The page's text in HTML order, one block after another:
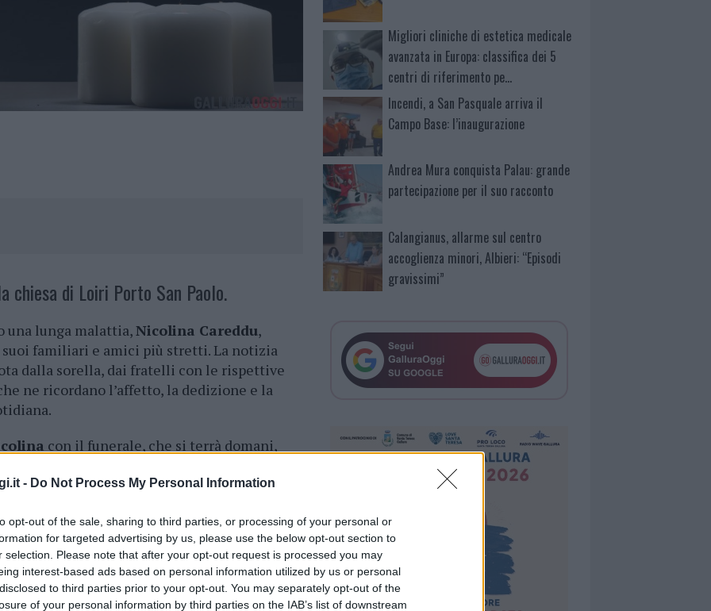
- Do Not Process My Personal Information
opt-out of the sale, sharing to third parties, or processing of your personal or
for targeted advertising by us, please use the below opt-out section to
selection. Please note that after your opt-out request is processed you may
interest-based ads based on personal information utilized by us or personal
to third parties prior to your opt-out. You may separately opt-out of the
of your personal information by third parties on the IAB’s list of downstream
chiesa di Loiri Porto San Paolo.
una lunga malattia,Nicolina Careddu,
familiari e amici più stretti. La notizia
dalla sorella, dai fratelli con le rispettive
ne ricordano l’affetto, la dedizione e la
con il funerale, che si terrà domani,
sarà preceduta dalla partenza del corteo
II
ilcimitero di Santa Giusta, a Loiri Porto
Migliori cliniche di estetica medicale
avanzata in Europa: classifica dei 5
centri di riferimento pe…
Incendi, a San Pasquale arriva il
Campo Base: l’inaugurazione
Andrea Mura conquista Palau: grande
partecipazione per il suo racconto
Calangianus, allarme sul centro
accoglienza minori, Albieri: “Episodi
gravissimi”